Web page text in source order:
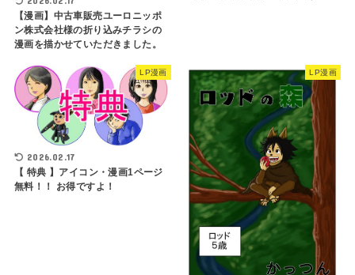
【漫画】中古車販売ユーロニッポ
ン株式会社様の折り込みチラシの
漫画を描かせていただきました。
LP漫画
2026.02.17
【 特典 】アイコン・漫画1ページ
無料！！ お得ですよ！
LP漫画